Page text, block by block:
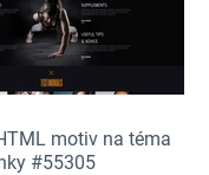
motiv na téma
#55305